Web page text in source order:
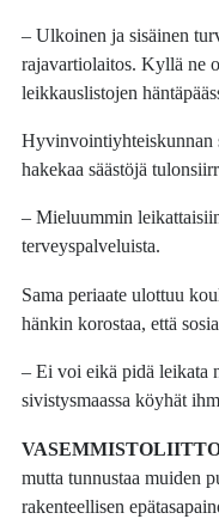
– Ulkoinen ja sisäinen
rajavartiolaitos. Kyllä ne
leikkauslistojen
Hyvinvointiyhteiskunnan
hakekaa säästöjä
– Mieluummin
terveyspalveluista.
Sama periaate ulottuu
hänkin korostaa, että
– Ei voi eikä pidä leikata
sivistysmaassa köyhät
mutta tunnustaa muiden
rakenteellisen